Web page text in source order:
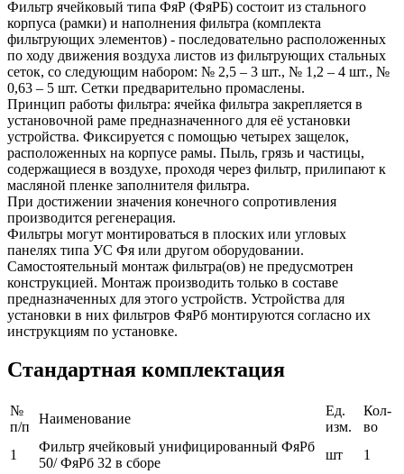
Фильтр ячейковый типа ФяР (ФяРБ) состоит из стального
корпуса (рамки) и наполнения фильтра (комплекта
фильтрующих элементов) - последовательно расположенных
по ходу движения воздуха листов из фильтрующих стальных
сеток, со следующим набором: № 2,5 – 3 шт., № 1,2 – 4 шт., №
0,63 – 5 шт. Сетки предварительно промаслены.
Принцип работы фильтра: ячейка фильтра закрепляется в
установочной раме предназначенного для её установки
устройства. Фиксируется с помощью четырех защелок,
расположенных на корпусе рамы. Пыль, грязь и частицы,
содержащиеся в воздухе, проходя через фильтр, прилипают к
масляной пленке заполнителя фильтра.
При достижении значения конечного сопротивления
производится регенерация.
Фильтры могут монтироваться в плоских или угловых
панелях типа УС Фя или другом оборудовании.
Самостоятельный монтаж фильтра(ов) не предусмотрен
конструкцией. Монтаж производить только в составе
предназначенных для этого устройств. Устройства для
установки в них фильтров ФяРб монтируются согласно их
инструкциям по установке.
Стандартная комплектация
№
п/п
Наименование
Ед.
изм.
Кол-
во
1
Фильтр ячейковый унифицированный ФяРб
50/ ФяРб 32 в сборе
шт 1